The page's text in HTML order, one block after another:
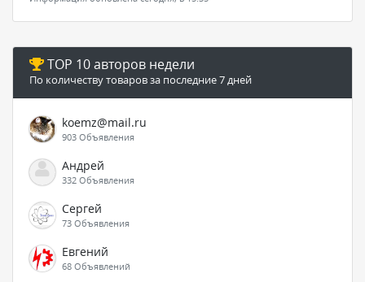
TOP 10 авторов недели
По количеству товаров за последние 7 дней
koemz@mail.ru
903 Объявления
Андрей
332 Объявления
Сергей
73 Объявления
Евгений
68 Объявлений